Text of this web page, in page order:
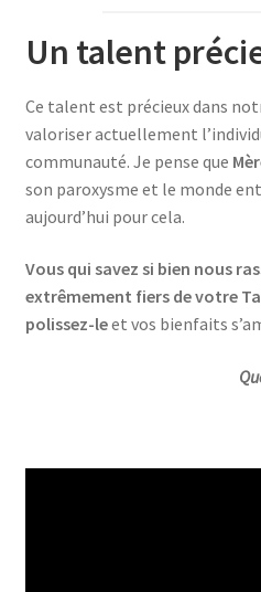
Un talent
Ce talent est précieux dans
valoriser actuellement
communauté. Je pense que
son paroxysme et le monde
aujourd’hui pour cela.
Vous qui savez si bien nous
extrêmement fiers de votre
polissez-leet vos bienfaits